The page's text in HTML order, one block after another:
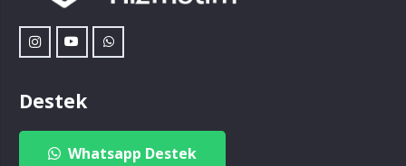
Destek
Whatsapp Destek